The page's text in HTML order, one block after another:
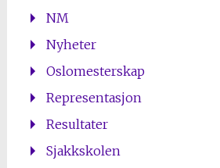
NM
Nyheter
Oslomesterskap
Representasjon
Resultater
Sjakkskolen